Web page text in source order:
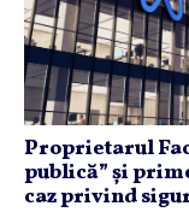
Proprietarul
publică” și
caz privind